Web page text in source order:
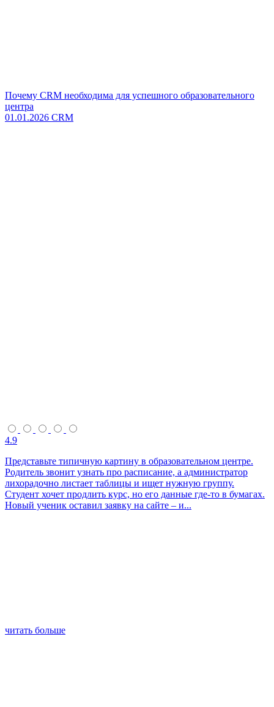
Почему CRM необходима для успешного образовательного
центра
01.01.2026 CRM
4.9
Представьте типичную картину в образовательном центре.
Родитель звонит узнать про расписание, а администратор
лихорадочно листает таблицы и ищет нужную группу.
Студент хочет продлить курс, но его данные где-то в бумагах.
Новый ученик оставил заявку на сайте – и...
читать больше